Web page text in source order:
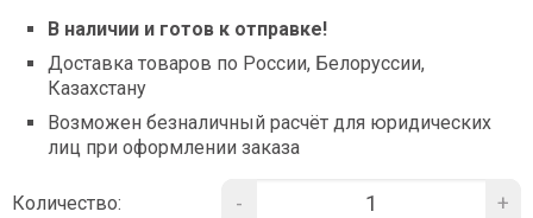
В наличии и готов к отправке!
Доставка товаров по России, Белоруссии,
Казахстану
Возможен безналичный расчёт для юридических
лиц при оформлении заказа
Количество: - +